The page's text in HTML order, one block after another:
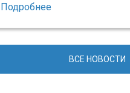
Подробнее
ВСЕ НОВОСТИ